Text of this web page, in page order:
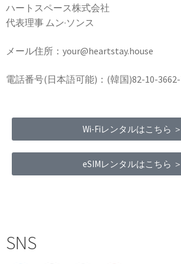
ハートスペース株式会社
代表理事 ムン·ソンス
メール住所：your@heartstay.house
電話番号(日本語可能)：(韓国)82-10-3662-
Wi-Fiレンタルはこちら ＞
eSIMレンタルはこちら ＞
SNS